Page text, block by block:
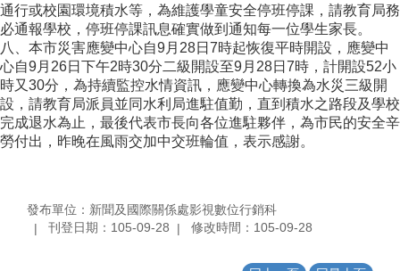
通行或校園環境積水等，為維護學童安全停班停課，請教育局務
必通報學校，停班停課訊息確實做到通知每一位學生家長。
八、本市災害應變中心自9月28日7時起恢復平時開設，應變中
心自9月26日下午2時30分二級開設至9月28日7時，計開設52小
時又30分，為持續監控水情資訊，應變中心轉換為水災三級開
設，請教育局派員並同水利局進駐值勤，直到積水之路段及學校
完成退水為止，最後代表市長向各位進駐夥伴，為市民的安全辛
勞付出，昨晚在風雨交加中交班輪值，表示感謝。
發布單位：新聞及國際關係處影視數位行銷科
刊登日期：105-09-28
修改時間：105-09-28